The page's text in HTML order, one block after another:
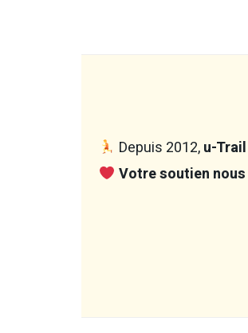
Depuis 2012,u-
Votre soutien